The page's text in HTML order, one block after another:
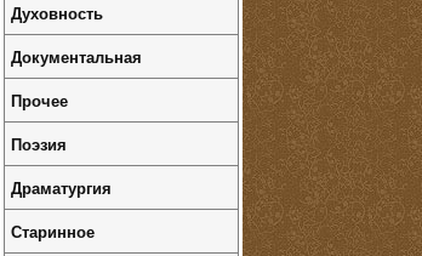
Духовность
Документальная
Прочее
Поэзия
Драматургия
Старинное